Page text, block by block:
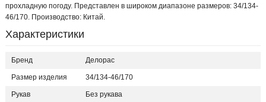
прохладную погоду. Представлен в широком диапазоне размеров: 34/134-
46/170. Производство: Китай.
Характеристики
Бренд Делорас
Размер изделия 34/134-46/170
Рукав Без рукава